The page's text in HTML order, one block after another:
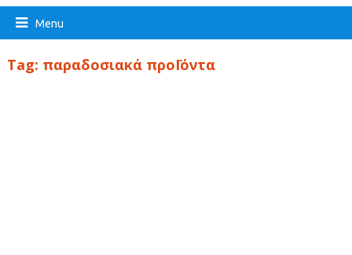
Menu
Tag: παραδοσιακά προΪόντα